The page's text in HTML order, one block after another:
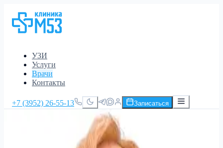
УЗИ
Услуги
Врачи
Контакты
+7 (3952) 26-55-13 Записаться
Старицина Елена